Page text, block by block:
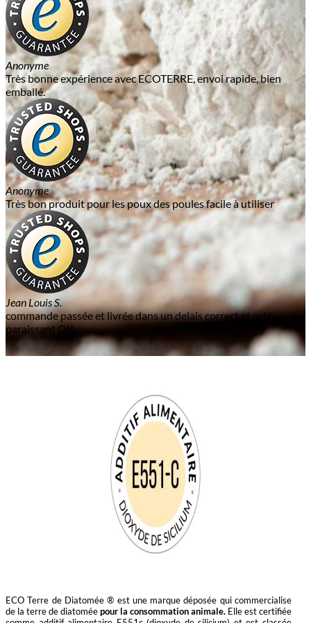
Anonyme
Très bonne expérience avec ECOTERRE, envoi rapide, bien
emballé.
Anonyme
Très bon produit pour les poux des poules facile à utiliser
Jean Louis S.
commande passée et livrée dans un delais correct et prix
paraissant OK
ECO Terre de Diatomée ® est une marque déposée qui commercialise
de la terre de diatoméepour la consommation animale. Elle est certifiée